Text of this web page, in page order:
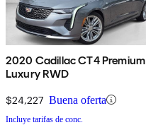
2020 Cadillac CT4 Premium
Luxury RWD
$24,227 Buena oferta
Incluye tarifas de conc.